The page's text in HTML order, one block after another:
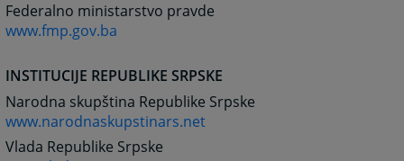
Federalno ministarstvo pravde
www.fmp.gov.ba
INSTITUCIJE REPUBLIKE SRPSKE
Narodna skupština Republike Srpske
www.narodnaskupstinars.net
Vlada Republike Srpske